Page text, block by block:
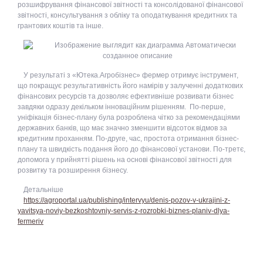
розшифрування фінансової звітності та консолідованої фінансової
звітності, консультування з обліку та оподаткування кредитних та
грантових коштів та інше.
У результаті з «Ютека.Агробізнес» фермер отримує інструмент,
що покращує результативність його намірів у залученні додаткових
фінансових ресурсів та дозволяє ефективніше розвивати бізнес
завдяки одразу декільком інноваційним рішенням. По-перше,
уніфікація бізнес-плану була розроблена чітко за рекомендаціями
державних банків, що має значно зменшити відсоток відмов за
кредитним проханням. По-друге, час, простота отримання бізнес-
плану та швидкість подання його до фінансової установи. По-третє,
допомога у прийнятті рішень на основі фінансової звітності для
розвитку та розширення бізнесу.
Детальніше
https://agroportal.ua/publishing/intervyu/denis-pozov-v-ukrajini-z-
yavitsya-noviy-bezkoshtovniy-servis-z-rozrobki-biznes-planiv-dlya-
fermeriv